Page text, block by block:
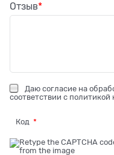
Отзыв
Даю согласие на
соответствии с политикой
Код